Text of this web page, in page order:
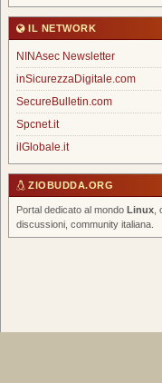
IL NETWORK
NINAsec Newsletter
inSicurezzaDigitale.com
SecureBulletin.com
Spcnet.it
ilGlobale.it
ZIOBUDDA.ORG
Portal dedicato al mondo Linux
discussioni, community italiana.